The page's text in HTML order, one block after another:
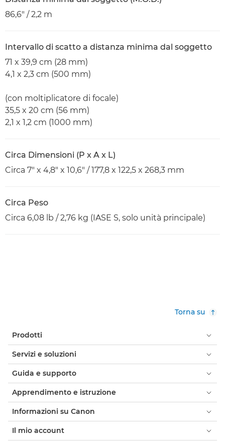
86,6" / 2,2 m
Intervallo di scatto a distanza minima dal soggetto
71 x 39,9 cm (28 mm)
4,1 x 2,3 cm (500 mm)
(con moltiplicatore di focale)
35,5 x 20 cm (56 mm)
2,1 x 1,2 cm (1000 mm)
Circa Dimensioni (P x A x L)
Circa 7" x 4,8" x 10,6" / 177,8 x 122,5 x 268,3 mm
Circa Peso
Circa 6,08 lb / 2,76 kg (IASE S, solo unità principale)
Torna su
Prodotti
Servizi e soluzioni
Guida e supporto
Apprendimento e istruzione
Informazioni su Canon
Il mio account